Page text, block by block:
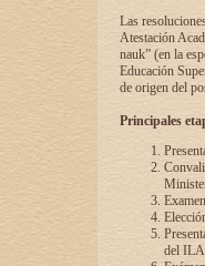
Las
Atestación
nauk” (en la
Educación
de origen del
Principales
del